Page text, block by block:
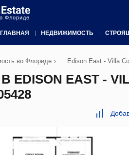
Флориде
ГЛАВНАЯ НЕДВИЖИМОСТЬ
во Флориде › Edison East - Villa
EDISON EAST -